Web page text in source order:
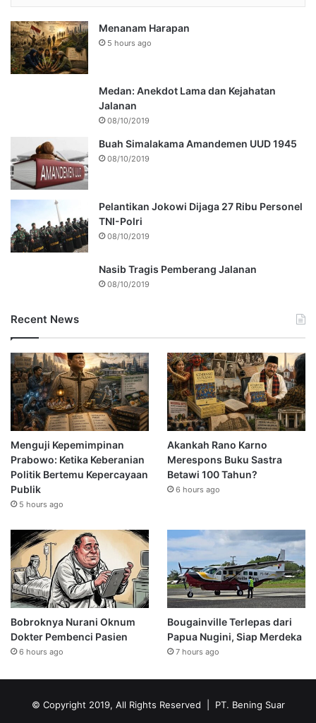
Menanam Harapan
5 hours ago
Medan: Anekdot Lama dan Kejahatan
Jalanan
08/10/2019
Buah Simalakama Amandemen UUD 1945
08/10/2019
Pelantikan Jokowi Dijaga 27 Ribu Personel
TNI-Polri
08/10/2019
Nasib Tragis Pemberang Jalanan
08/10/2019
Recent News
Menguji Kepemimpinan
Prabowo: Ketika Keberanian
Politik Bertemu Kepercayaan
Publik
5 hours ago
Akankah Rano Karno
Merespons Buku Sastra
Betawi 100 Tahun?
6 hours ago
Bobroknya Nurani Oknum
Dokter Pembenci Pasien
6 hours ago
Bougainville Terlepas dari
Papua Nugini, Siap Merdeka
7 hours ago
© Copyright 2019, All Rights Reserved | PT. Bening Suar